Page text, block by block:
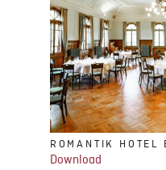
ROMANTIK HOTEL
Download